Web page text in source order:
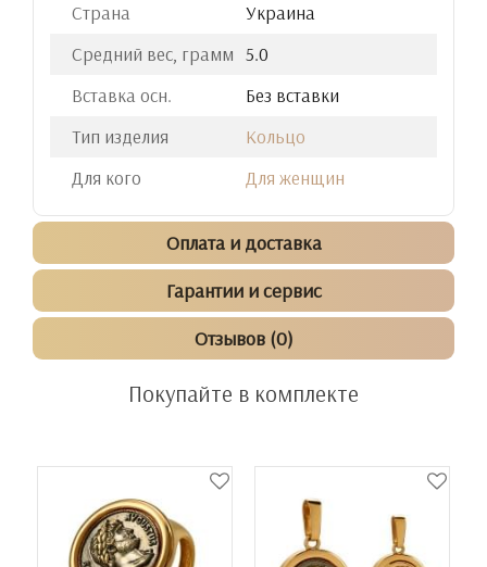
Страна
Украина
Средний вес, грамм 5.0
Вставка осн.
Без вставки
Тип изделия
Кольцо
Для кого
Для женщин
Оплата и доставка
Гарантии и сервис
Отзывов (0)
Покупайте в комплекте